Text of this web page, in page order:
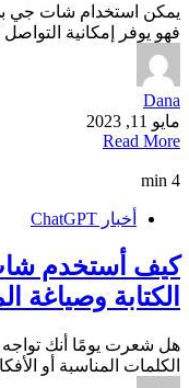
يمكن استخدام شات جي
فهو يوفر إمكانية
Dana
مايو 11, 2023
Read More
4 min
أخبار ChatGPT
كيف أستخدم
الكتابة وصياغة
هل شعرت يومًا أنك تواجه
الكلمات المناسبة أو